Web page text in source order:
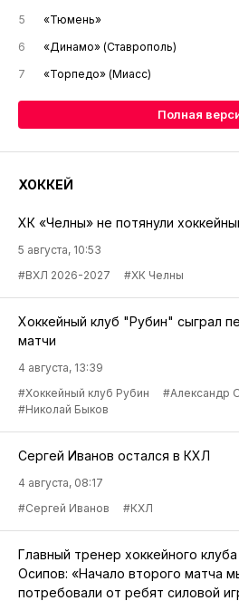
5
«Тюмень»
6
«Динамо» (Ставрополь)
7
«Торпедо» (Миасс)
Полная
ХОККЕЙ
ХК «Челны» не потянули
5 августа, 10:53
#ВХЛ 2026-2027
#ХК Челны
Хоккейный клуб "Рубин" сыграл
матчи
4 августа, 13:39
#Хоккейный клуб Рубин
#Александр
#Николай Быков
Сергей Иванов остался в КХЛ
4 августа, 08:17
#Сергей Иванов
#КХЛ
Главный тренер хоккейного
Осипов: «Начало второго матча
потребовали от ребят силовой